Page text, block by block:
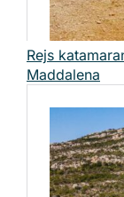
Rejs
Maddalena